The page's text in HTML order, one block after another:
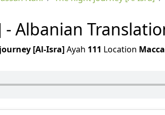
Albanian
[Al-Isra]Ayah 111 Location